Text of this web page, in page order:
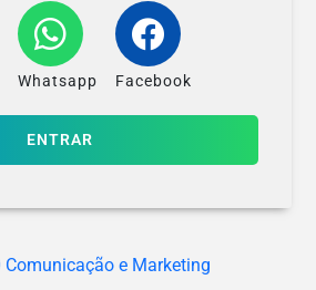
Whatsapp Facebook
ENTRAR